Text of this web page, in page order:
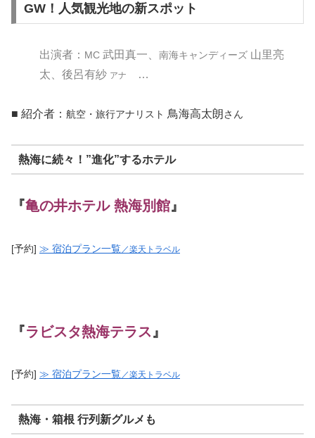
GW！人気観光地の新スポット
出演者： MC 武田真一、 南海キャンディーズ 山里亮
太、後呂有紗 アナ …
■ 紹介者： 航空・旅行アナリスト 鳥海高太朗さん
熱海に続々！”進化”するホテル
『亀の井ホテル 熱海別館』
[予約] ≫ 宿泊プラン一覧／楽天トラベル
『ラビスタ熱海テラス』
[予約] ≫ 宿泊プラン一覧／楽天トラベル
熱海・箱根 行列新グルメも